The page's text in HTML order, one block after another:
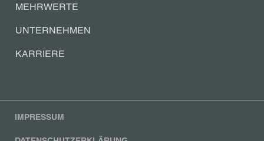
MEHRWERTE
UNTERNEHMEN
KARRIERE
IMPRESSUM